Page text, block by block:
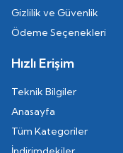
Gizlilik ve Güvenlik
Ödeme Seçenekleri
Hızlı Erişim
Teknik Bilgiler
Anasayfa
Tüm Kategoriler